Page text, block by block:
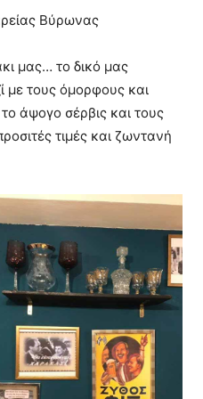
Βύρωνας
μας… το δικό μας
με τους όμορφους και
άψογο σέρβις και τους
τιμές και ζωντανή